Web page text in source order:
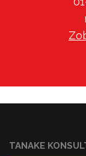
TANAKE